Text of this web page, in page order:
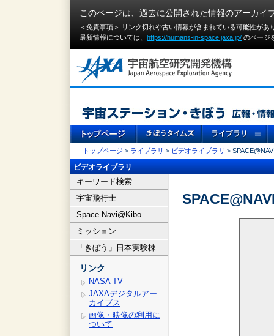
このページは、過去に公開された情報のアーカイ
＜免責事項＞ リンク切れや古い情報が含まれている可能性が
最新情報については、 https://humans-in-space.jaxa.jp/ のページ
トップページ > ライブラリ > ビデオライブラリ >
ビデオライブラリ
キーワード検索
宇宙飛行士
Space Navi@Kibo
ミッション
「きぼう」日本実験棟
リンク
NASA TV
JAXAデジタルアー
カイブス
画像・映像の利用に
ついて